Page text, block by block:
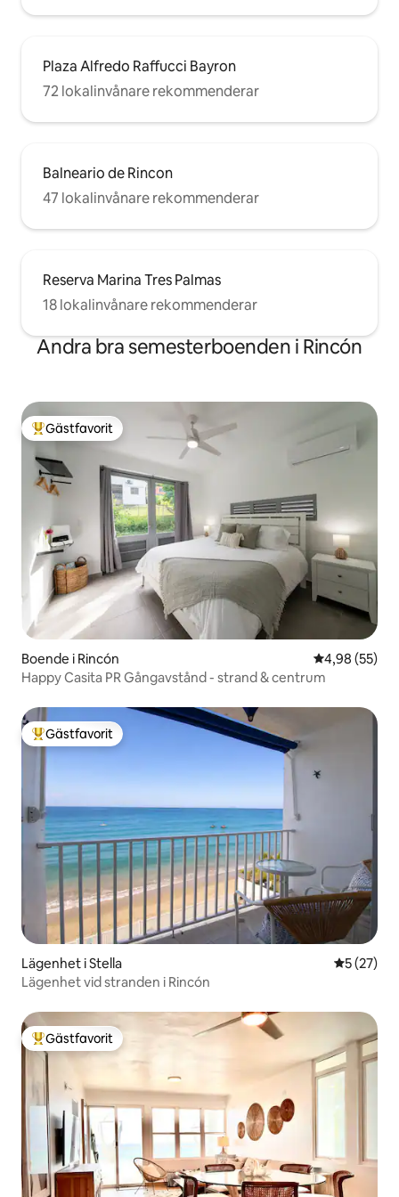
Plaza Alfredo Raffucci Bayron
72 lokalinvånare rekommenderar
Balneario de Rincon
47 lokalinvånare rekommenderar
Reserva Marina Tres Palmas
18 lokalinvånare rekommenderar
Andra bra semesterboenden i Rincón
Populär gästfavorit
Gästfavorit
Boende i Rincón 4,98 av 5 i
4,98 (55)
Happy Casita PR Gångavstånd - strand & centrum
Populär gästfavorit
Gästfavorit
Lägenhet i Stella 5 av 5 i
5 (27)
Lägenhet vid stranden i Rincón
Populär gästfavorit
Gästfavorit